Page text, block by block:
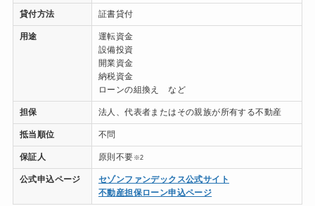
貸付方法 証書貸付
用途
運転資金
設備投資
開業資金
納税資金
ローンの組換え など
担保 法人、代表者またはその親族が所有する不動産
抵当順位 不問
保証人 原則不要 ※2
公式申込ページ
セゾンファンデックス公式サイト
不動産担保ローン申込ページ